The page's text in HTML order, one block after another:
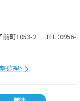
前町1053-2
TEL：0956-
這裡。